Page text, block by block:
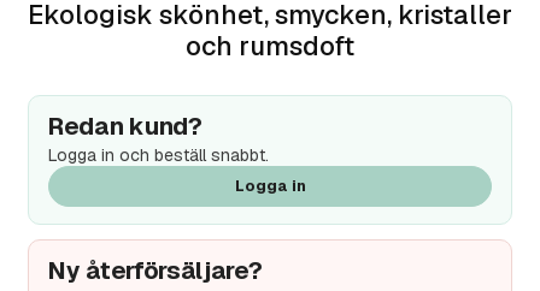
Ekologisk skönhet, smycken, kristaller
och rumsdoft
Redan kund?
Logga in och beställ snabbt.
Logga in
Ny återförsäljare?